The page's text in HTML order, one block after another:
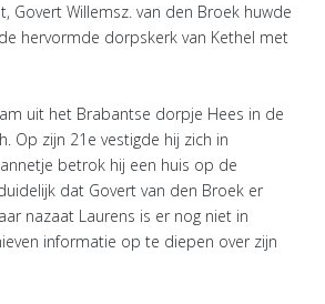
Govert Willemsz. van den Broek huwde
hervormde dorpskerk van Kethel met
uit het Brabantse dorpje Hees in de
Op zijn 21e vestigde hij zich in
betrok hij een huis op de
dat Govert van den Broek er
nazaat Laurens is er nog niet in
informatie op te diepen over zijn